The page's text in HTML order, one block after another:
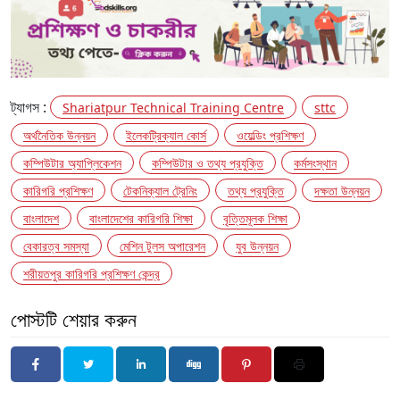
ট্যাগস : Shariatpur Technical Training Centre
sttc
অর্থনৈতিক উন্নয়ন
ইলেকট্রিক্যাল কোর্স
ওয়েল্ডিং প্রশিক্ষণ
কম্পিউটার অ্যাপ্লিকেশন
কম্পিউটার ও তথ্য প্রযুক্তি
কর্মসংস্থান
কারিগরি প্রশিক্ষণ
টেকনিক্যাল ট্রেনিং তথ্য প্রযুক্তি
দক্ষতা উন্নয়ন
বাংলাদেশ
বাংলাদেশের কারিগরি শিক্ষা
বৃত্তিমূলক শিক্ষা
বেকারত্ব সমস্যা
মেশিন টুলস অপারেশন
যুব উন্নয়ন
শরীয়তপুর কারিগরি প্রশিক্ষণ কেন্দ্র
পোস্টটি শেয়ার করুন